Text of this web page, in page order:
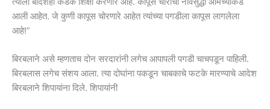
आली आहेत. जे कुणी कापूस चोरणारे आहेत त्यांच्या पगडीला कापूस लागलेला
आहे!”
बिरबलाने असे म्हणताच दोन सरदारांनी लगेच आपापली पगडी चाचपडून पाहिली.
बिरबलास लगेच संशय आला. त्या दोघांना पकडून चाबकाचे फटके मारण्याचे आदेश
बिरबलाने शिपायांना दिले. शिपायांनी